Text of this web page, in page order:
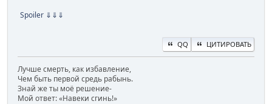
Spoiler ⇓⇓⇓
QQ ЦИТИРОВАТЬ
Лучше смерть, как избавление,
Чем быть первой средь рабынь.
Знай же ты моё решение-
Мой ответ: «Навеки сгинь!»